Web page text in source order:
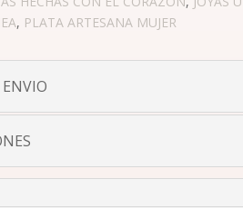
, PLATA ARTESANA MUJER